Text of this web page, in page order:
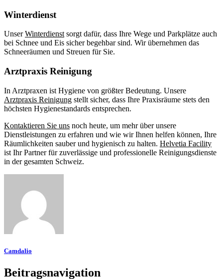
Winterdienst
UnserWinterdienst sorgt dafür, dass Ihre Wege und Parkplätze auch
bei Schnee und Eis sicher begehbar sind. Wir übernehmen das
Schneeräumen und Streuen für Sie.
Arztpraxis Reinigung
In Arztpraxen ist Hygiene von größter Bedeutung. Unsere
Arztpraxis Reinigung stellt sicher, dass Ihre Praxisräume stets den
höchsten Hygienestandards entsprechen.
Kontaktieren Sie uns noch heute, um mehr über unsere
Dienstleistungen zu erfahren und wie wir Ihnen helfen können, Ihre
Räumlichkeiten sauber und hygienisch zu halten. Helvetia Facility
ist Ihr Partner für zuverlässige und professionelle Reinigungsdienste
in der gesamten Schweiz.
Camdalio
Beitragsnavigation